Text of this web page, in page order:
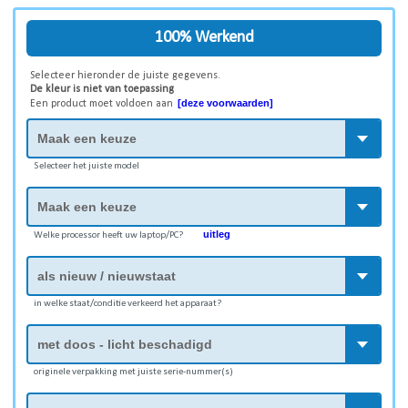
100% Werkend
Selecteer hieronder de juiste gegevens.
De kleur is niet van toepassing
Een product moet voldoen aan [deze voorwaarden]
Selecteer het juiste model
Welke processor heeft uw laptop/PC? uitleg
in welke staat/conditie verkeerd het apparaat?
originele verpakking met juiste serie-nummer(s)